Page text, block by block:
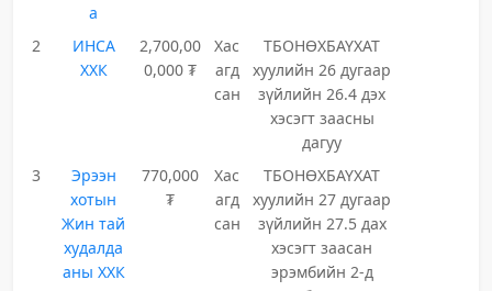
а
2
ИНСА
ХХК
2,700,00
0,000 ₮
Хас
агд
сан
ТБОНӨХБАҮХАТ
хуулийн 26 дугаар
зүйлийн 26.4 дэх
хэсэгт заасны
дагуу
3
Эрээн
хотын
Жин тай
худалда
аны ХХК
770,000
₮
Хас
агд
сан
ТБОНӨХБАҮХАТ
хуулийн 27 дугаар
зүйлийн 27.5 дах
хэсэгт заасан
эрэмбийн 2-д